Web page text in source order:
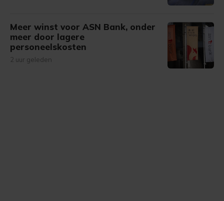
Meer winst voor ASN Bank, onder
meer door lagere
personeelskosten
2 uur geleden